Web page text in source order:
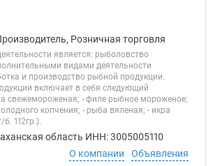
Розничная торговля
является: рыболовство
видами деятельности
и производство рыбной продукции.
включает в себя следующий
свежемороженая; - филе рыбное мороженое;
копчения; - рыба вяленая; - икра
112гр.).
область ИНН: 3005005110
О компании
Объявления